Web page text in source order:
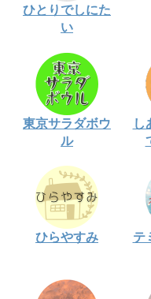
ひとりでしにた
い
東京サラダボウ
ル
し
ひらやすみ
テ